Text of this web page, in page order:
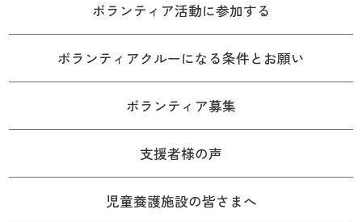
ボランティア活動に参加する
ボランティアクルーになる条件とお願い
ボランティア募集
支援者様の声
児童養護施設の皆さまへ